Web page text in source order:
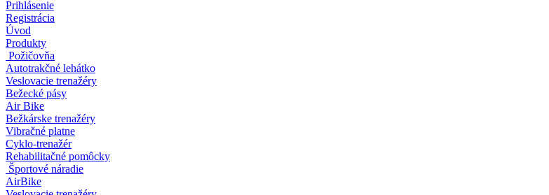
Prihlásenie
Registrácia
Úvod
Produkty
Požičovňa
Autotrakčné lehátko
Veslovacie trenažéry
Bežecké pásy
Air Bike
Bežkárske trenažéry
Vibračné platne
Cyklo-trenažér
Rehabilitačné pomôcky
Športové náradie
AirBike